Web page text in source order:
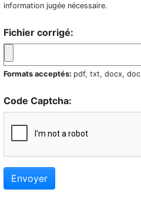
information jugée nécessaire.
Fichier corrigé:
Formats acceptés: pdf, txt, docx, doc
Code Captcha:
Envoyer